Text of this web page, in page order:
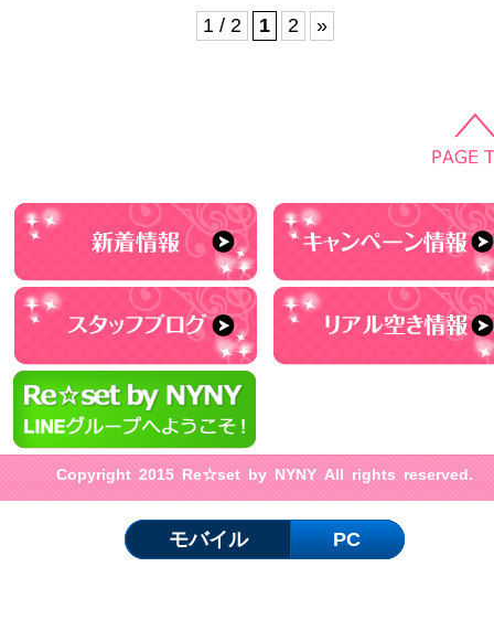
1 / 2 1 2 »
Copyright 2015 Re☆set by NYNY All rights reserved.
モバイル PC